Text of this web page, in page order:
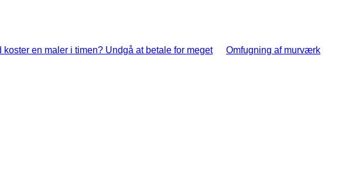
koster en maler i timen? Undgå at betale for meget Omfugning af murværk